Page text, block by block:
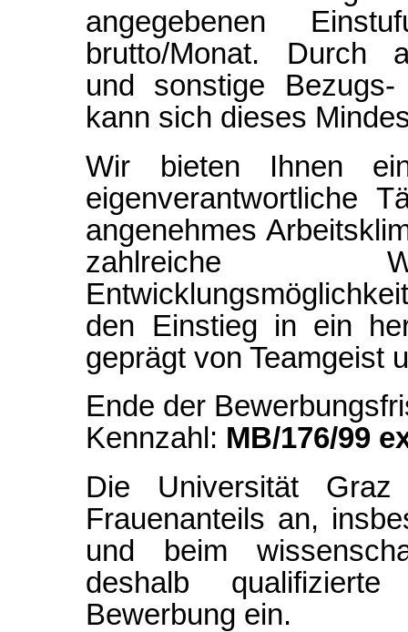
angegebenen
brutto/Monat. Durch
und sonstige Bezugs-
kann sich dieses
Wir bieten Ihnen
eigenverantwortliche
angenehmes
zahlreiche
den Einstieg in ein
geprägt von Teamgeist
Ende der
Kennzahl: MB/176/99
Die Universität
Frauenanteils an,
und beim
deshalb
Bewerbung ein.